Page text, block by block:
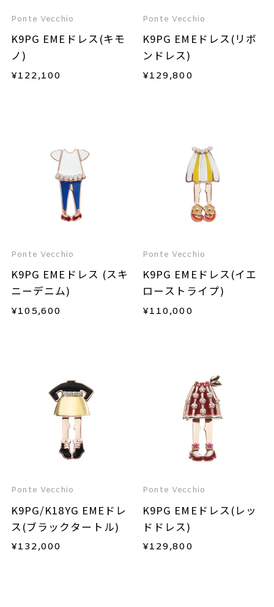
Ponte Vecchio
K9PG EMEドレス(キモ
ノ)
¥122,100
Ponte Vecchio
K9PG EMEドレス(リボ
ンドレス)
¥129,800
Ponte Vecchio
K9PG EMEドレス (スキ
ニーデニム)
¥105,600
Ponte Vecchio
K9PG EMEドレス(イエ
ローストライプ)
¥110,000
Ponte Vecchio
K9PG/K18YG EMEドレ
ス(ブラックタートル)
¥132,000
Ponte Vecchio
K9PG EMEドレス(レッ
ドドレス)
¥129,800